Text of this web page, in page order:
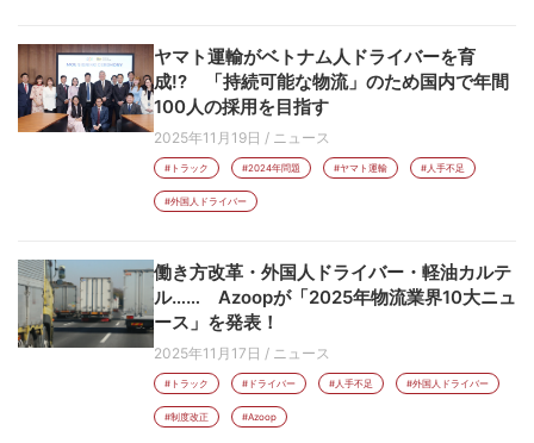
ヤマト運輸がベトナム人ドライバーを育
成!? 「持続可能な物流」のため国内で年間
100人の採用を目指す
2025年11月19日 / ニュース
#トラック #2024年問題 #ヤマト運輸 #人手不足
#外国人ドライバー
働き方改革・外国人ドライバー・軽油カルテ
ル…… Azoopが「2025年物流業界10大ニュ
ース」を発表！
2025年11月17日 / ニュース
#トラック #ドライバー #人手不足 #外国人ドライバー
#制度改正 #Azoop